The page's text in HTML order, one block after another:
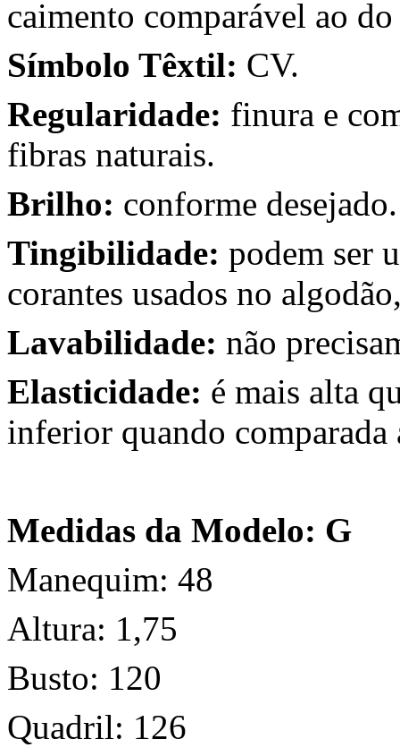
caimento comparável ao
Símbolo Têxtil: CV.
Regularidade: finura e
fibras naturais.
Brilho: conforme desejado.
Tingibilidade: podem ser
corantes usados no
Lavabilidade: não
Elasticidade: é mais alta
inferior quando comparada
Medidas da Modelo: G
Manequim: 48
Altura: 1,75
Busto: 120
Quadril: 126